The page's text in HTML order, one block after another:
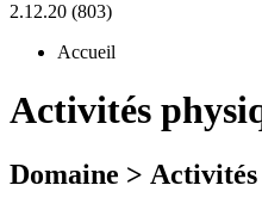
2.12.20 (803)
Accueil
Activités
Domaine >